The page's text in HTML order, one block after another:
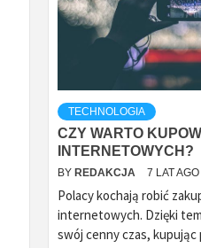
TECHNOLOGIA
CZY WARTO
INTERNETOWYCH?
BY REDAKCJA 7 LAT AGO
Polacy kochają robić
internetowych. Dzięki
swój cenny czas,